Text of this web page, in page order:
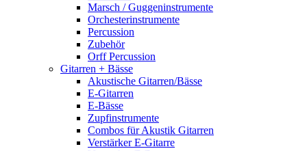
Marsch / Guggeninstrumente
Orchesterinstrumente
Percussion
Zubehör
Orff Percussion
Gitarren + Bässe
Akustische Gitarren/Bässe
E-Gitarren
E-Bässe
Zupfinstrumente
Combos für Akustik Gitarren
Verstärker E-Gitarre